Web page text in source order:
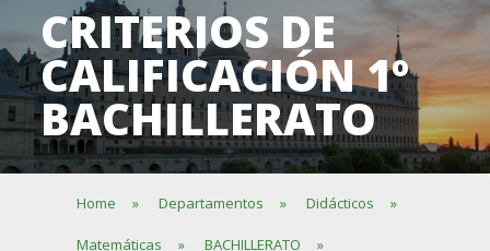
CRITERIOS DE
CALIFICACIÓN 1º
BACHILLERATO
Home » Departamentos » Didácticos »
Matemáticas » BACHILLERATO »